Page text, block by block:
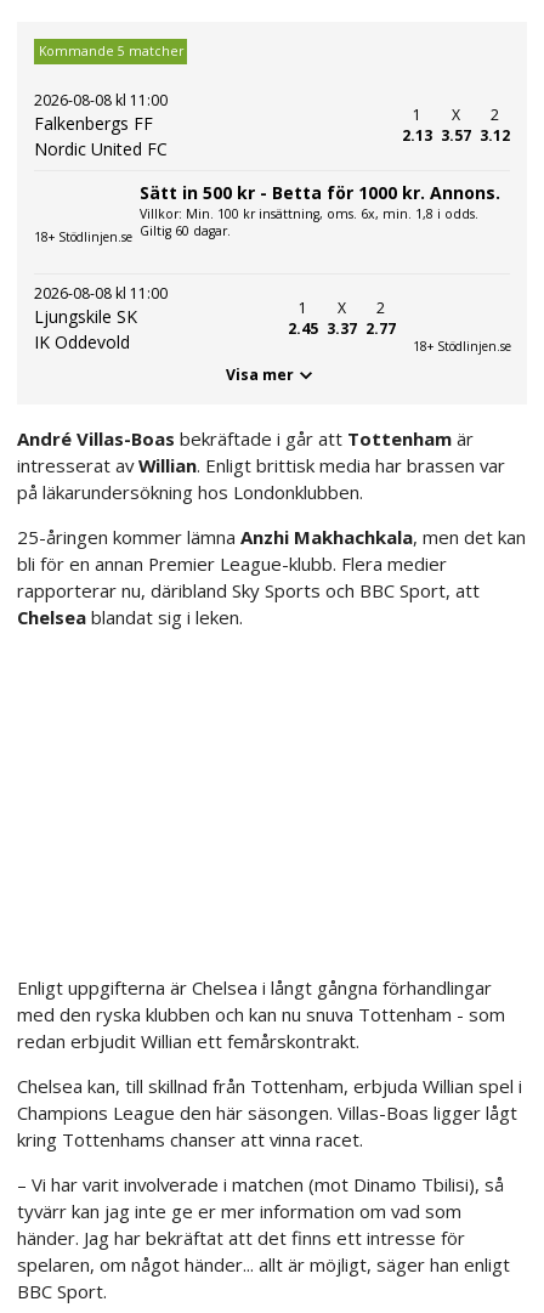
Kommande 5 matcher
2026-08-08 kl 11:00
Falkenbergs FF
Nordic United FC
1
2.13
X
3.57
2
3.12
18+ Stödlinjen.se
Sätt in 500 kr - Betta för 1000 kr. Annons.
Villkor: Min. 100 kr insättning, oms. 6x, min. 1,8 i odds.
Giltig 60 dagar.
2026-08-08 kl 11:00
Ljungskile SK
IK Oddevold
1
2.45
X
3.37
2
2.77
18+ Stödlinjen.se
Visa mer
André Villas-Boas bekräftade i går att Tottenham är
intresserat avWillian. Enligt brittisk media har brassen var
på läkarundersökning hos Londonklubben.
25-åringen kommer lämna Anzhi Makhachkala, men det kan
bli för en annan Premier League-klubb. Flera medier
rapporterar nu, däribland Sky Sports och BBC Sport, att
Chelsea blandat sig i leken.
Enligt uppgifterna är Chelsea i långt gångna förhandlingar
med den ryska klubben och kan nu snuva Tottenham - som
redan erbjudit Willian ett femårskontrakt.
Chelsea kan, till skillnad från Tottenham, erbjuda Willian spel i
Champions League den här säsongen. Villas-Boas ligger lågt
kring Tottenhams chanser att vinna racet.
– Vi har varit involverade i matchen (mot Dinamo Tbilisi), så
tyvärr kan jag inte ge er mer information om vad som
händer. Jag har bekräftat att det finns ett intresse för
spelaren, om något händer... allt är möjligt, säger han enligt
BBC Sport.